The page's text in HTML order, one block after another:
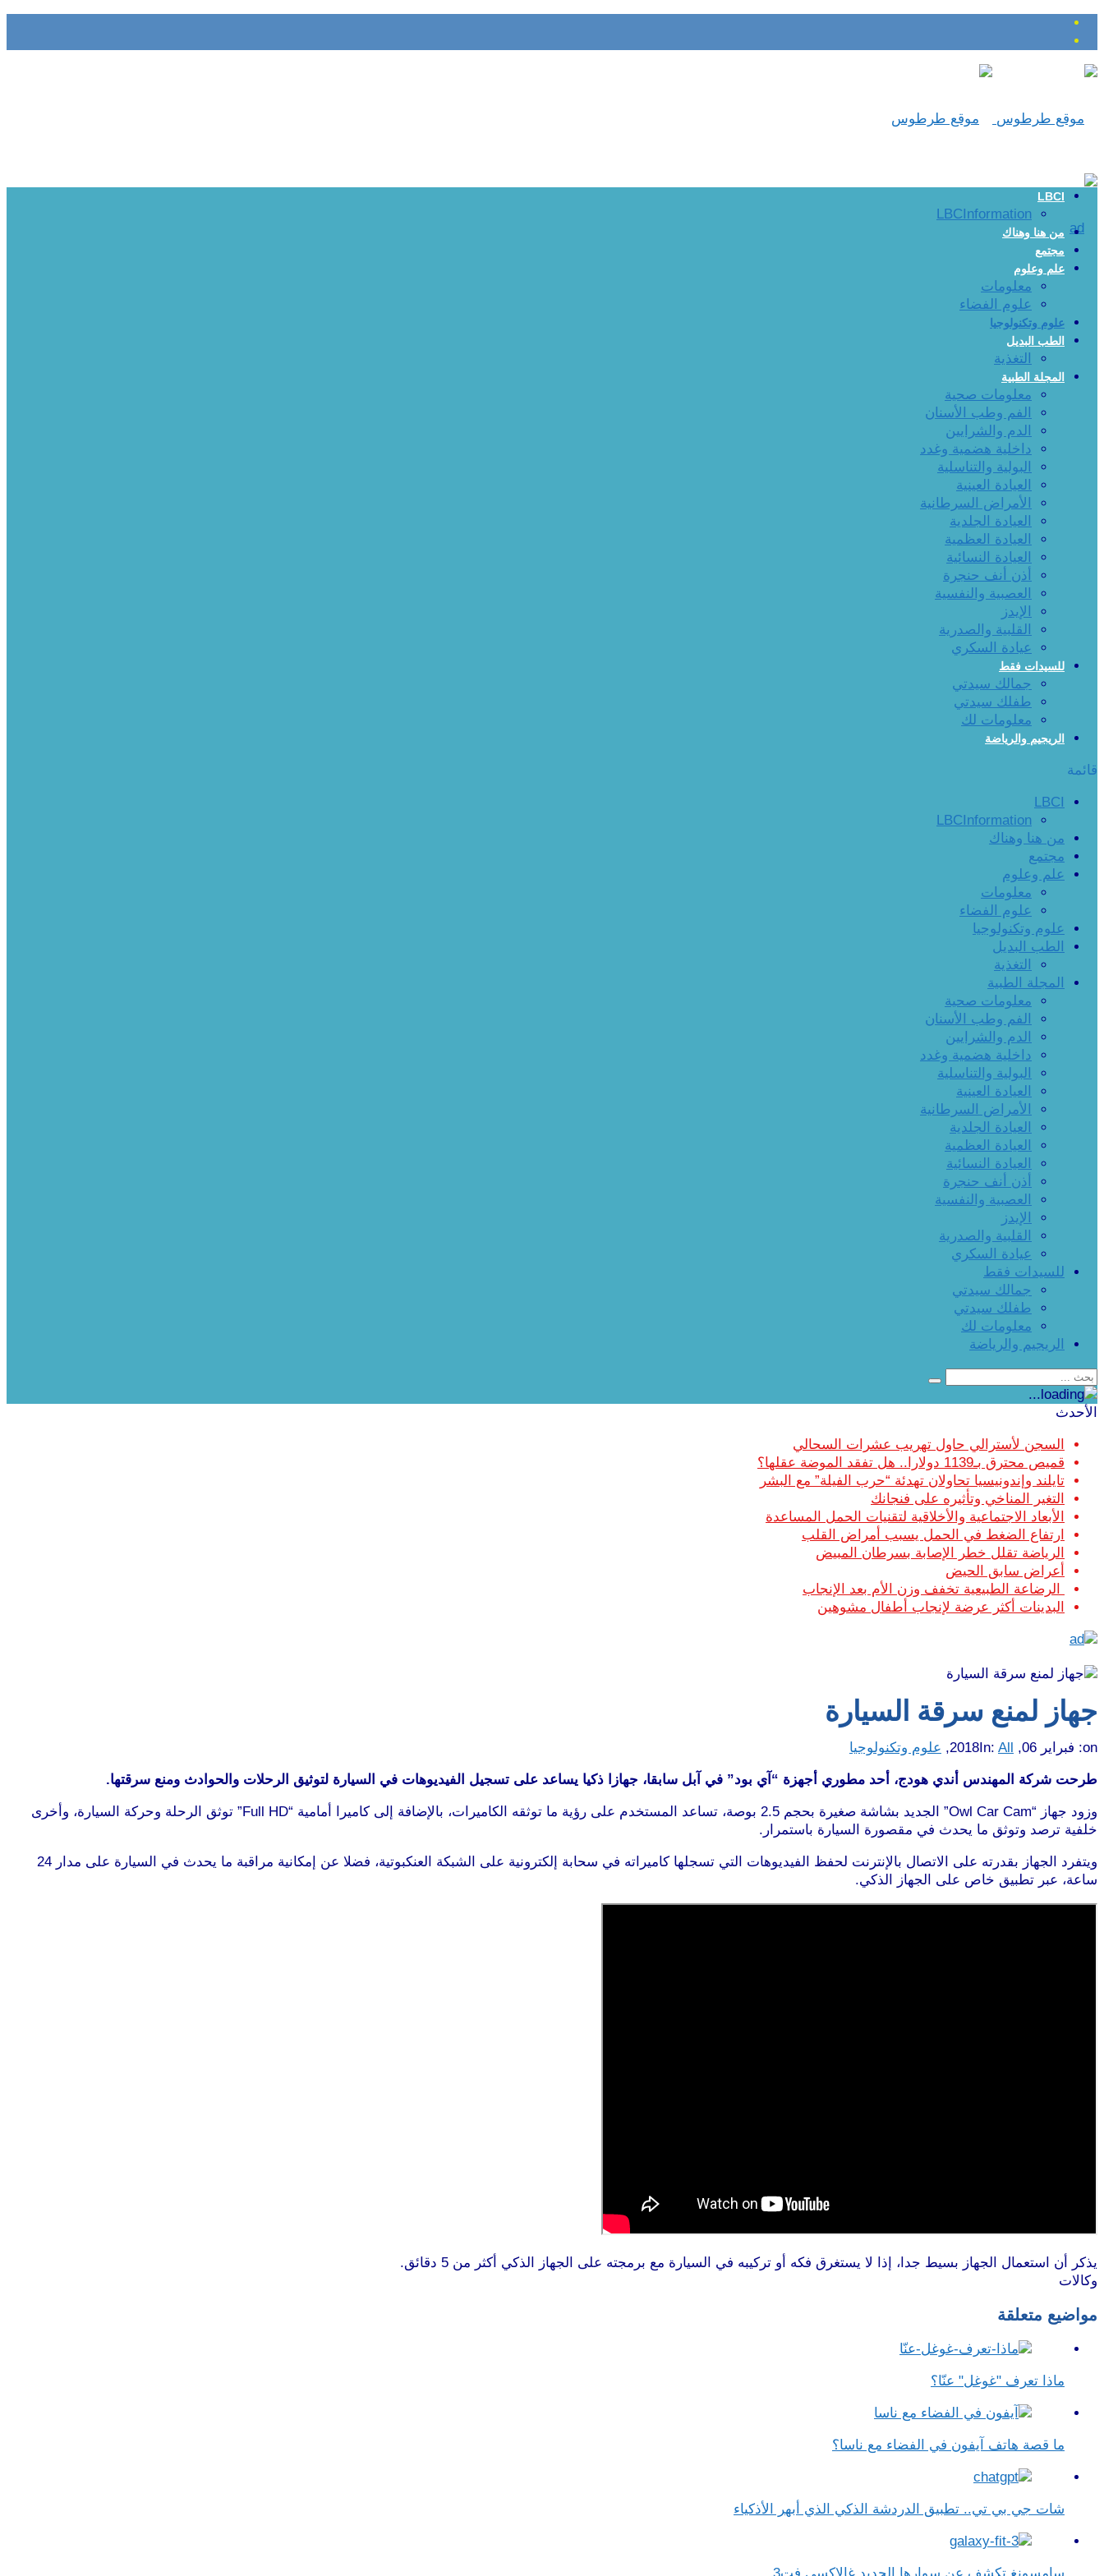
LBCI
LBCInformation
من هنا وهناك
مجتمع
علم وعلوم
معلومات
علوم الفضاء
علوم وتكنولوجيا
الطب البديل
التغذية
المجلة الطبية
معلومات صحية
الفم وطب الأسنان
الدم والشرايين
داخلية هضمية وغدد
البولية والتناسلية
العيادة العينية
الأمراض السرطانية
العيادة الجلدية
العيادة العظمية
العيادة النسائية
أذن أنف حنجرة
العصبية والنفسية
الإيدز
القلبية والصدرية
عيادة السكري
للسيدات فقط
جمالك سيدتي
طفلك سيدتي
معلومات لك
الريجيم والرياضة
قائمة
LBCI
LBCInformation
من هنا وهناك
مجتمع
علم وعلوم
معلومات
علوم الفضاء
علوم وتكنولوجيا
الطب البديل
التغذية
المجلة الطبية
معلومات صحية
الفم وطب الأسنان
الدم والشرايين
داخلية هضمية وغدد
البولية والتناسلية
العيادة العينية
الأمراض السرطانية
العيادة الجلدية
العيادة العظمية
العيادة النسائية
أذن أنف حنجرة
العصبية والنفسية
الإيدز
القلبية والصدرية
عيادة السكري
للسيدات فقط
جمالك سيدتي
طفلك سيدتي
معلومات لك
الريجيم والرياضة
الأحدث
السجن لأسترالي حاول تهريب عشرات السحالي
قميص محترق بـ1139 دولارا.. هل تفقد الموضة عقلها؟
تايلند وإندونيسيا تحاولان تهدئة “حرب الفيلة” مع البشر
التغير المناخي وتأثيره على فنجانك
الأبعاد الاجتماعية والأخلاقية لتقنيات الحمل المساعدة
ارتفاع الضغط في الحمل يسبب أمراض القلب
الرياضة تقلل خطر الإصابة بسرطان المبيض
أعراض سابق الحيض
الرضاعة الطبيعية تخفف وزن الأم بعد الإنجاب
البدينات أكثر عرضة لإنجاب أطفال مشوهين
جهاز لمنع سرقة السيارة
on: فبراير 06, 2018 In: All
, علوم وتكنولوجيا
طرحت شركة المهندس أندي هودج، أحد مطوري أجهزة “آي بود” في آبل سابقا، جهازا ذكيا يساعد على تسجيل الفيديوهات في السيارة لتوثيق الرحلات والحوادث ومنع سرقتها.
وزود جهاز “Owl Car Cam” الجديد بشاشة صغيرة بحجم 2.5 بوصة، تساعد المستخدم على رؤية ما توثقه الكاميرات، بالإضافة إلى كاميرا أمامية “Full HD” توثق الرحلة وحركة السيارة، وأخرى
خلفية ترصد وتوثق ما يحدث في مقصورة السيارة باستمرار.
ويتفرد الجهاز بقدرته على الاتصال بالإنترنت لحفظ الفيديوهات التي تسجلها كاميراته في سحابة إلكترونية على الشبكة العنكبوتية، فضلا عن إمكانية مراقبة ما يحدث في السيارة على مدار 24
ساعة، عبر تطبيق خاص على الجهاز الذكي.
يذكر أن استعمال الجهاز بسيط جدا، إذا لا يستغرق فكه أو تركيبه في السيارة مع برمجته على الجهاز الذكي أكثر من 5 دقائق.
وكالات
مواضيع متعلقة
ماذا تعرف "غوغل" عنّا؟
ما قصة هاتف آيفون في الفضاء مع ناسا؟
شات جي بي تي.. تطبيق الدردشة الذكي الذي أبهر الأذكياء